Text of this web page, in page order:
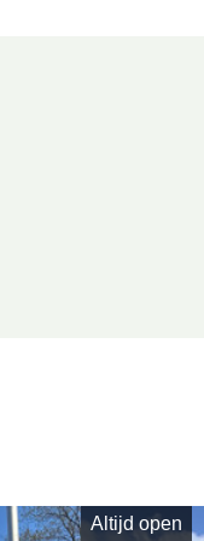
Altijd open